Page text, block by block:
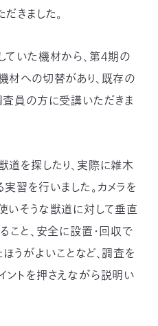
きました。
いた機材から、第４期の
材への切替があり、既存の
員の方に受講いただきま
道を探したり、実際に雑木
習を行いました。カメラを
いそうな獣道に対して垂直
こと、安全に設置・回収で
うがよいことなど、調査を
ントを押さえながら説明い